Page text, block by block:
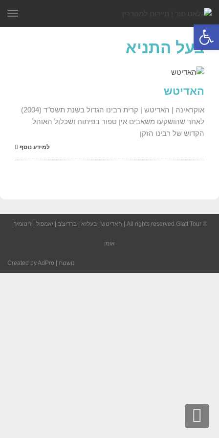
פתח סרגל נגישות
בעל התניא
האדיטש
אוקראינה | האדיטש | קרית רבינו הגדול בשנת תשס"ד (2004)
לאחר שהושקעו משאבים אין ספור בפיתוח ושכלול האוהל
הקדוש של רבינו הזקן
למידע נוסף
© All rights reserved
Glatt Tour האדיטש |בעלזא |ברדיצ'ב יאמפול |ז'יטומיר
אומן
נושנות AdPro
גלילה
לראש